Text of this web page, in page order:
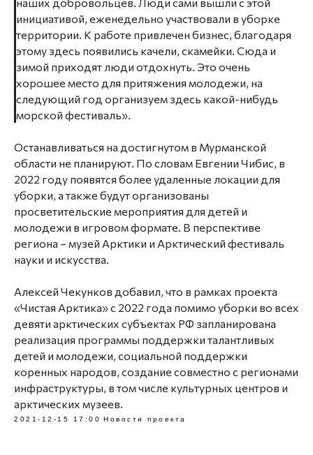
инициативой, еженедельно участвовали в уборке
территории. К работе привлечен бизнес, благодаря
этому здесь появились качели, скамейки. Сюда и
зимой приходят люди отдохнуть. Это очень
хорошее место для притяжения молодежи, на
следующий год организуем здесь какой-нибудь
морской фестиваль».
Останавливаться на достигнутом в Мурманской
области не планируют. По словам Евгении Чибис, в
2022 году появятся более удаленные локации для
уборки, а также будут организованы
просветительские мероприятия для детей и
молодежи в игровом формате. В перспективе
региона – музей Арктики и Арктический фестиваль
науки и искусства.
Алексей Чекунков добавил, что в рамках проекта
«Чистая Арктика» с 2022 года помимо уборки во всех
девяти арктических субъектах РФ запланирована
реализация программы поддержки талантливых
детей и молодежи, социальной поддержки
коренных народов, создание совместно с регионами
инфраструктуры, в том числе культурных центров и
арктических музеев.
2021-12-15 17:00 Новости проекта